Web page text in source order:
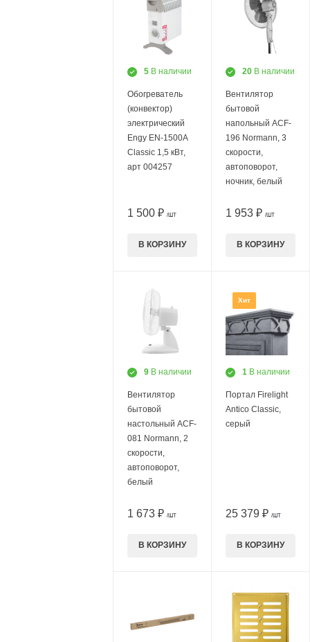
5 В наличии
Обогреватель
(конвектор)
электрический
Engy EN-1500A
Classic 1,5 кВт,
арт 004257
1 500 ₽ /ШТ
В КОРЗИНУ
20 В наличии
Вентилятор
бытовой
напольный ACF-
196 Normann, 3
скорости,
автоповорот,
ночник, белый
1 953 ₽ /ШТ
В КОРЗИНУ
9 В наличии
Вентилятор
бытовой
настольный ACF-
081 Normann, 2
скорости,
автоповорот,
белый
1 673 ₽ /ШТ
В КОРЗИНУ
Хит
1 В наличии
Портал Firelight
Antico Classic,
серый
25 379 ₽ /ШТ
В КОРЗИНУ